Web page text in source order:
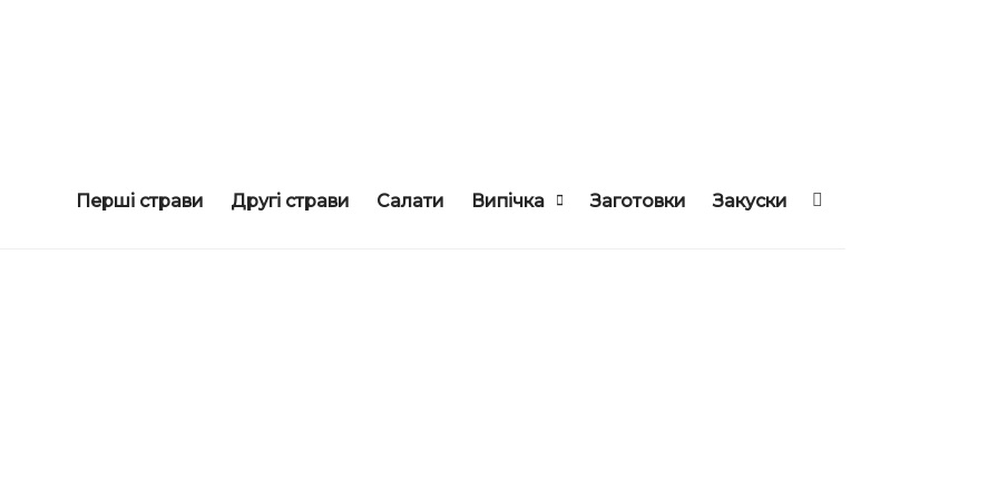
Перші страви Другі страви Салати Випічка Заготовки Закуски